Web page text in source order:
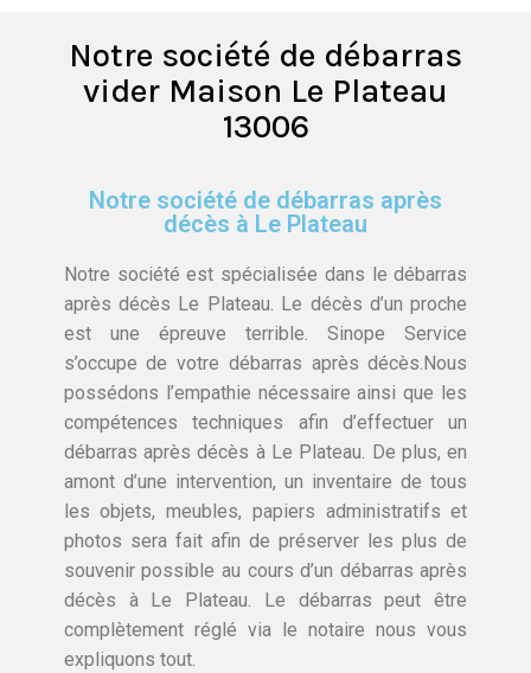
Notre société de débarras
vider Maison Le Plateau
13006
Notre société de débarras après
décès à Le Plateau
Notre société est spécialisée dans le débarras
après décès Le Plateau. Le décès d’un proche
est une épreuve terrible. Sinope Service
s’occupe de votre débarras après décès.Nous
possédons l’empathie nécessaire ainsi que les
compétences techniques afin d’effectuer un
débarras après décès à Le Plateau. De plus, en
amont d’une intervention, un inventaire de tous
les objets, meubles, papiers administratifs et
photos sera fait afin de préserver les plus de
souvenir possible au cours d’un débarras après
décès à Le Plateau. Le débarras peut être
complètement réglé via le notaire nous vous
expliquons tout.